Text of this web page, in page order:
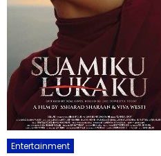
Entertainment